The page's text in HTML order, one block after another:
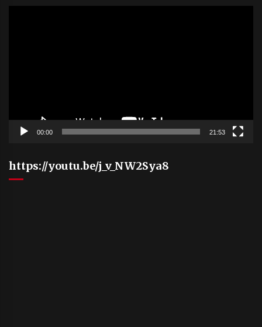
00:00 21:53
https://youtu.be/j_v_NW2Sya8